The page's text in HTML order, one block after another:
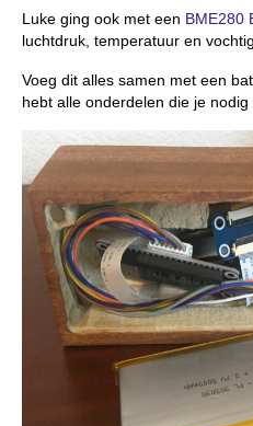
Luke ging ook met een BME280
luchtdruk, temperatuur en
Voeg dit alles samen met een
hebt alle onderdelen die je